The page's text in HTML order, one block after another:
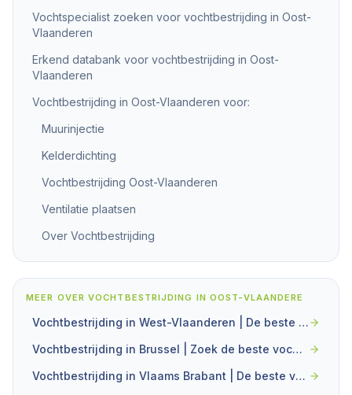
Vochtspecialist zoeken voor vochtbestrijding in Oost-
Vlaanderen
Erkend databank voor vochtbestrijding in Oost-
Vlaanderen
Vochtbestrijding in Oost-Vlaanderen voor:
Muurinjectie
Kelderdichting
Vochtbestrijding Oost-Vlaanderen
Ventilatie plaatsen
Over Vochtbestrijding
MEER OVER VOCHTBESTRIJDING IN OOST-VLAANDERE
Vochtbestrijding in West-Vlaanderen | De beste vochtexperts via onze tool
Vochtbestrijding in Brussel | Zoek de beste vochtexperts via onze tool
Vochtbestrijding in Vlaams Brabant | De beste vochtexperts via onze tool